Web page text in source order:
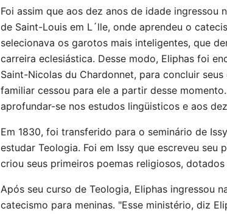
Foi assim que aos dez anos de idade ingressou
de Saint-Louis em L´lle, onde aprendeu o
selecionava os garotos mais inteligentes, que
carreira eclesiástica. Desse modo, Eliphas foi
Saint-Nicolas du Chardonnet, para concluir
familiar cessou para ele a partir desse
aprofundar-se nos estudos lingüisticos e aos
Em 1830, foi transferido para o seminário de
estudar Teologia. Foi em Issy que escreveu
criou seus primeiros poemas religiosos,
Após seu curso de Teologia, Eliphas ingressou
catecismo para meninas. "Esse ministério, diz